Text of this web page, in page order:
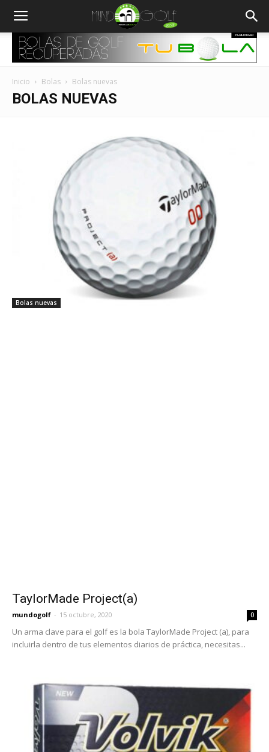
Inicio Bolas Bolas nuevas
BOLAS NUEVAS
Bolas nuevas
TaylorMade Project(a)
mundogolf - 15 octubre, 2020 0
Un arma clave para el golf es la bola TaylorMade Project (a), para
incluirla dentro de tus elementos diarios de práctica, necesitas...